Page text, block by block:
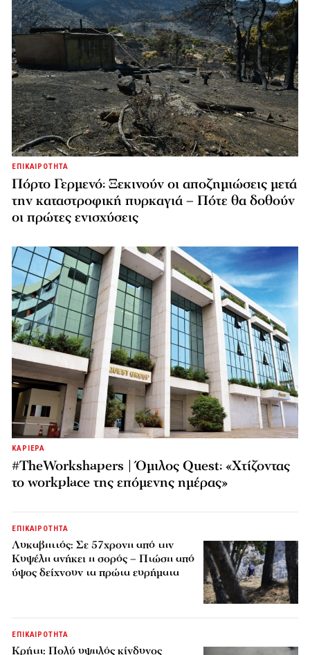
ΕΠΙΚΑΙΡΟΤΗΤΑ
Πόρτο Γερμενό: Ξεκινούν οι αποζημιώσεις μετά
την καταστροφική πυρκαγιά – Πότε θα δοθούν
οι πρώτες ενισχύσεις
ΚΑΡΙΕΡΑ
#TheWorkshapers | Όμιλος Quest: «Χτίζοντας
το workplace της επόμενης ημέρας»
ΕΠΙΚΑΙΡΟΤΗΤΑ
Λυκαβηττός: Σε 57χρονη από την
Κυψέλη ανήκει η σορός – Πτώση από
ύψος δείχνουν τα πρώτα ευρήματα
ΕΠΙΚΑΙΡΟΤΗΤΑ
Κρήτη: Πολύ υψηλός κίνδυνος